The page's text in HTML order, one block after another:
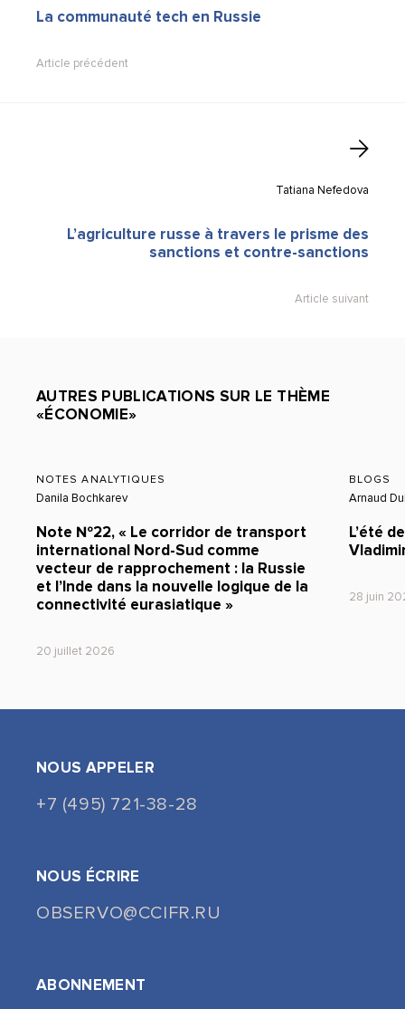
La communauté tech en Russie
Article précédent
Tatiana Nefedova
L’agriculture russe à travers le prisme des
sanctions et contre-sanctions
Article suivant
AUTRES PUBLICATIONS SUR LE THÈME
«ÉCONOMIE»
NOTES ANALYTIQUES
Danila Bochkarev
Note №22, « Le corridor de transport
international Nord-Sud comme
vecteur de rapprochement : la Russie
et l’Inde dans la nouvelle logique de la
connectivité eurasiatique »
20 juillet 2026
BLOGS
Arnaud
L’été
28 juin
NOUS APPELER
+7 (495) 721-38-28
NOUS ÉCRIRE
OBSERVO@CCIFR.RU
ABONNEMENT